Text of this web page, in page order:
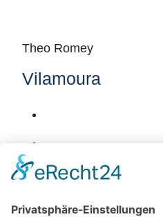
Theo Romey
Vilamoura
Zurück